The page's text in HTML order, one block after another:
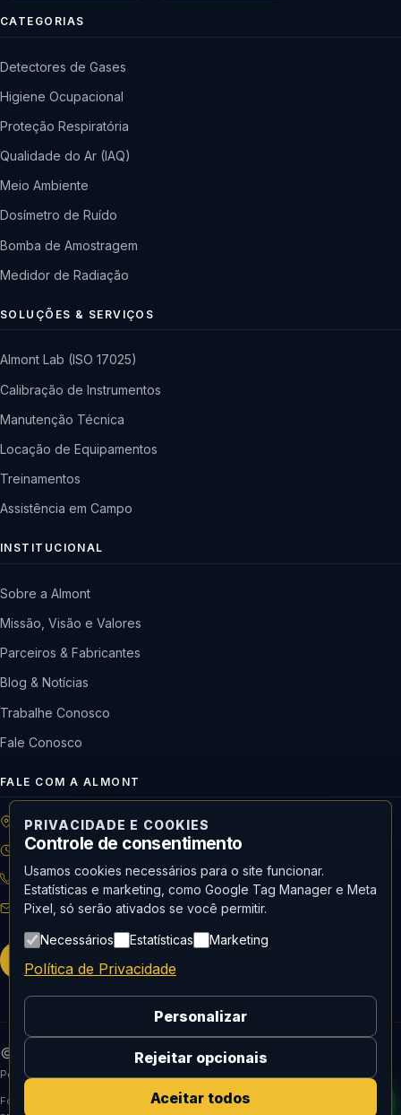
CATEGORIAS
Detectores de Gases
Higiene Ocupacional
Proteção Respiratória
Qualidade do Ar (IAQ)
Meio Ambiente
Dosímetro de Ruído
Bomba de Amostragem
Medidor de Radiação
SOLUÇÕES & SERVIÇOS
Almont Lab (ISO 17025)
Calibração de Instrumentos
Manutenção Técnica
Locação de Equipamentos
Treinamentos
Assistência em Campo
INSTITUCIONAL
Sobre a Almont
Missão, Visão e Valores
Parceiros & Fabricantes
Blog & Notícias
Trabalhe Conosco
Fale Conosco
FALE COM A ALMONT
R: Horácio de Castilho, 284 Vila Maria | São Paulo-SP
08h às 18h | Seg. a Qui. | 08h às 17h | Sex.
11 3488-9300 RECEPÇÃO
recepcao@almont.com.br
Solicitar orçamento
© 2026 Almont do Brasil — Todos os direitos reservados.
Política de Privacidade
Fornecedor oficial de Mídia social, curadoria e
PRIVACIDADE E COOKIES
Controle de consentimento
Usamos cookies necessários para o site funcionar.
Estatísticas e marketing, como Google Tag Manager e Meta
Pixel, só serão ativados se você permitir.
Necessários Estatísticas Marketing
Política de Privacidade
Personalizar
Rejeitar opcionais
Aceitar todos